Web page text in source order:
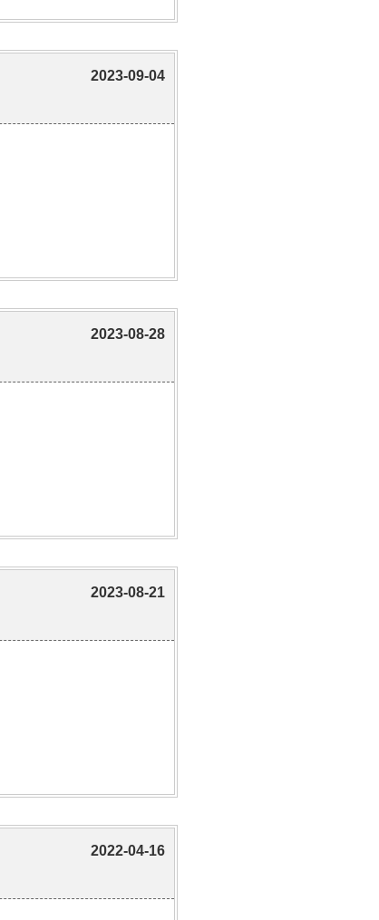
2023-09-04
2023-08-28
2023-08-21
2022-04-16